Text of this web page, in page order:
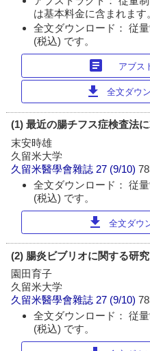
は基本料金に含まれます
全文ダウンロード： 従
(税込) です。
article アブス
download 全文ダウ
(1) 最近の腸チフス症検査法
末安時雄
久留米大学
久留米醫學會雜誌 27 (9/10)
全文ダウンロード： 従
(税込) です。
download 全文ダウ
(2) 腸炎ビブリオに関する研究
園田育子
久留米大学
久留米醫學會雜誌 27 (9/10)
全文ダウンロード： 従
(税込) です。